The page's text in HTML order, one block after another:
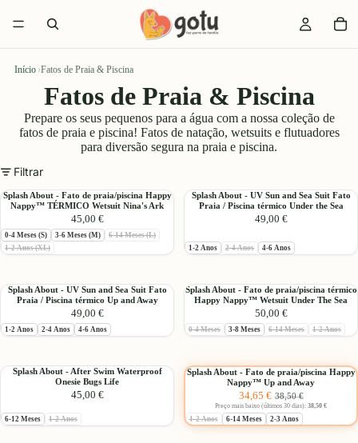
Início ›Fatos de Praia & Piscina
Fatos de Praia & Piscina
Prepare os seus pequenos para a água com a nossa coleção de
fatos de praia e piscina! Fatos de natação, wetsuits e flutuadores
para diversão segura na praia e piscina.
Filtrar
Splash
About
Fato
de
Happy
Nappy™
Wetsuit
Nina's
Splash About - Fato de praia/piscina Happy
Nappy™ TÉRMICO Wetsuit Nina's Ark
45,00 €
0-4 Meses (S) 3-6 Meses (M) Esgotado:
6-14 Meses (L)
Esgotado:
1-2 Anos (XL)
Splash
About
UV
Sun
Sea
Suit
Praia
térmico
Splash About - UV Sun and Sea Suit Fato
Praia / Piscina térmico Under the Sea
49,00 €
1-2 Anos Esgotado:
2-4 Anos 4-6 Anos
Splash
About
UV
Sea
Praia
Splash About - UV Sun and Sea Suit Fato
Praia / Piscina térmico Up and Away
49,00 €
1-2 Anos 2-4 Anos 4-6 Anos
Splash
About
Fato
térmico
Nappy™
Wetsuit
Splash About - Fato de praia/piscina térmico
Happy Nappy™ Wetsuit Under The Sea
50,00 €
Esgotado:
0-4 Meses 3-8 Meses Esgotado:
6-14 Meses Esgotado:
1-2 Anos
Splash
After
Swim
Splash About - After Swim Waterproof
Onesie Bugs Life
45,00 €
6-12 Meses Esgotado:
1-2 Anos
Splash
Fato
de
Splash About - Fato de praia/piscina Happy
Nappy™ Up and Away
Preço
Promocional
34,65 € Preço
normal
38,50 €
Preço mais baixo (últimos 30 dias): 38,50 €
Esgotado:
1-2 Anos 6-14 Meses 2-3 Anos